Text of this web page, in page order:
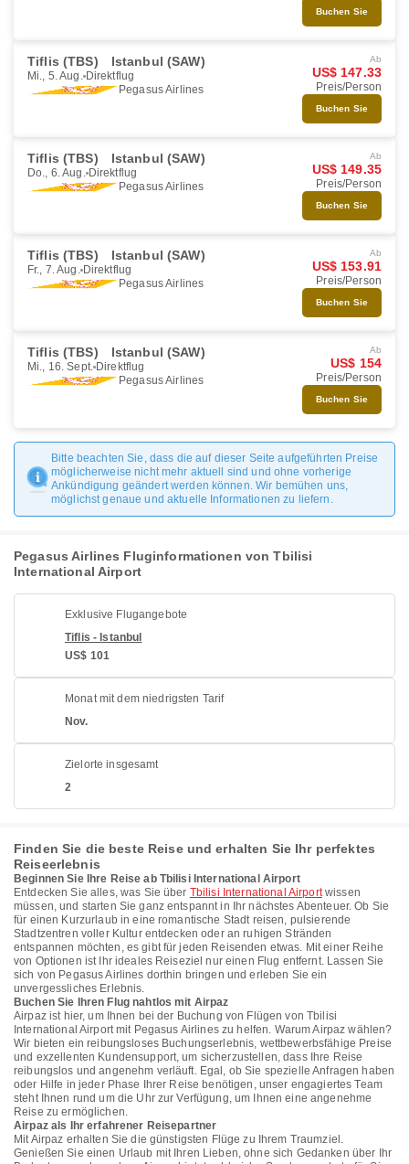
Buchen Sie
Tiflis (TBS) Istanbul (SAW)
Mi., 5. Aug. Direktflug
Pegasus Airlines
Ab
US$ 147.33
Preis/Person
Buchen Sie
Tiflis (TBS) Istanbul (SAW)
Do., 6. Aug. Direktflug
Pegasus Airlines
Ab
US$ 149.35
Preis/Person
Buchen Sie
Tiflis (TBS) Istanbul (SAW)
Fr., 7. Aug. Direktflug
Pegasus Airlines
Ab
US$ 153.91
Preis/Person
Buchen Sie
Tiflis (TBS) Istanbul (SAW)
Mi., 16. Sept. Direktflug
Pegasus Airlines
Ab
US$ 154
Preis/Person
Buchen Sie
Bitte beachten Sie, dass die auf dieser Seite aufgeführten Preise
möglicherweise nicht mehr aktuell sind und ohne vorherige
Ankündigung geändert werden können. Wir bemühen uns,
möglichst genaue und aktuelle Informationen zu liefern.
Pegasus Airlines Fluginformationen von Tbilisi
International Airport
Exklusive Flugangebote
Tiflis - Istanbul
US$ 101
Monat mit dem niedrigsten Tarif
Nov.
Zielorte insgesamt
2
Finden Sie die beste Reise und erhalten Sie Ihr perfektes
Reiseerlebnis
Beginnen Sie Ihre Reise ab Tbilisi International Airport
Entdecken Sie alles, was Sie über Tbilisi International Airportwissen
müssen, und starten Sie ganz entspannt in Ihr nächstes Abenteuer. Ob Sie
für einen Kurzurlaub in eine romantische Stadt reisen, pulsierende
Stadtzentren voller Kultur entdecken oder an ruhigen Stränden
entspannen möchten, es gibt für jeden Reisenden etwas. Mit einer Reihe
von Optionen ist Ihr ideales Reiseziel nur einen Flug entfernt. Lassen Sie
sich von Pegasus Airlines dorthin bringen und erleben Sie ein
unvergessliches Erlebnis.
Buchen Sie Ihren Flug nahtlos mit Airpaz
Airpaz ist hier, um Ihnen bei der Buchung von Flügen von Tbilisi
International Airport mit Pegasus Airlines zu helfen. Warum Airpaz wählen?
Wir bieten ein reibungsloses Buchungserlebnis, wettbewerbsfähige Preise
und exzellenten Kundensupport, um sicherzustellen, dass Ihre Reise
reibungslos und angenehm verläuft. Egal, ob Sie spezielle Anfragen haben
oder Hilfe in jeder Phase Ihrer Reise benötigen, unser engagiertes Team
steht Ihnen rund um die Uhr zur Verfügung, um Ihnen eine angenehme
Reise zu ermöglichen.
Airpaz als Ihr erfahrener Reisepartner
Mit Airpaz erhalten Sie die günstigsten Flüge zu Ihrem Traumziel.
Genießen Sie einen Urlaub mit Ihren Lieben, ohne sich Gedanken über Ihr